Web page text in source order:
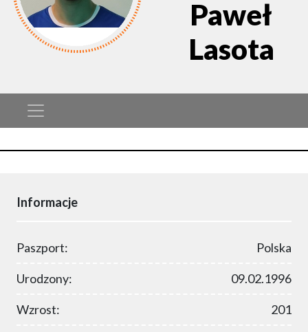
Paweł
Lasota
Informacje
Paszport: Polska
Urodzony: 09.02.1996
Wzrost: 201